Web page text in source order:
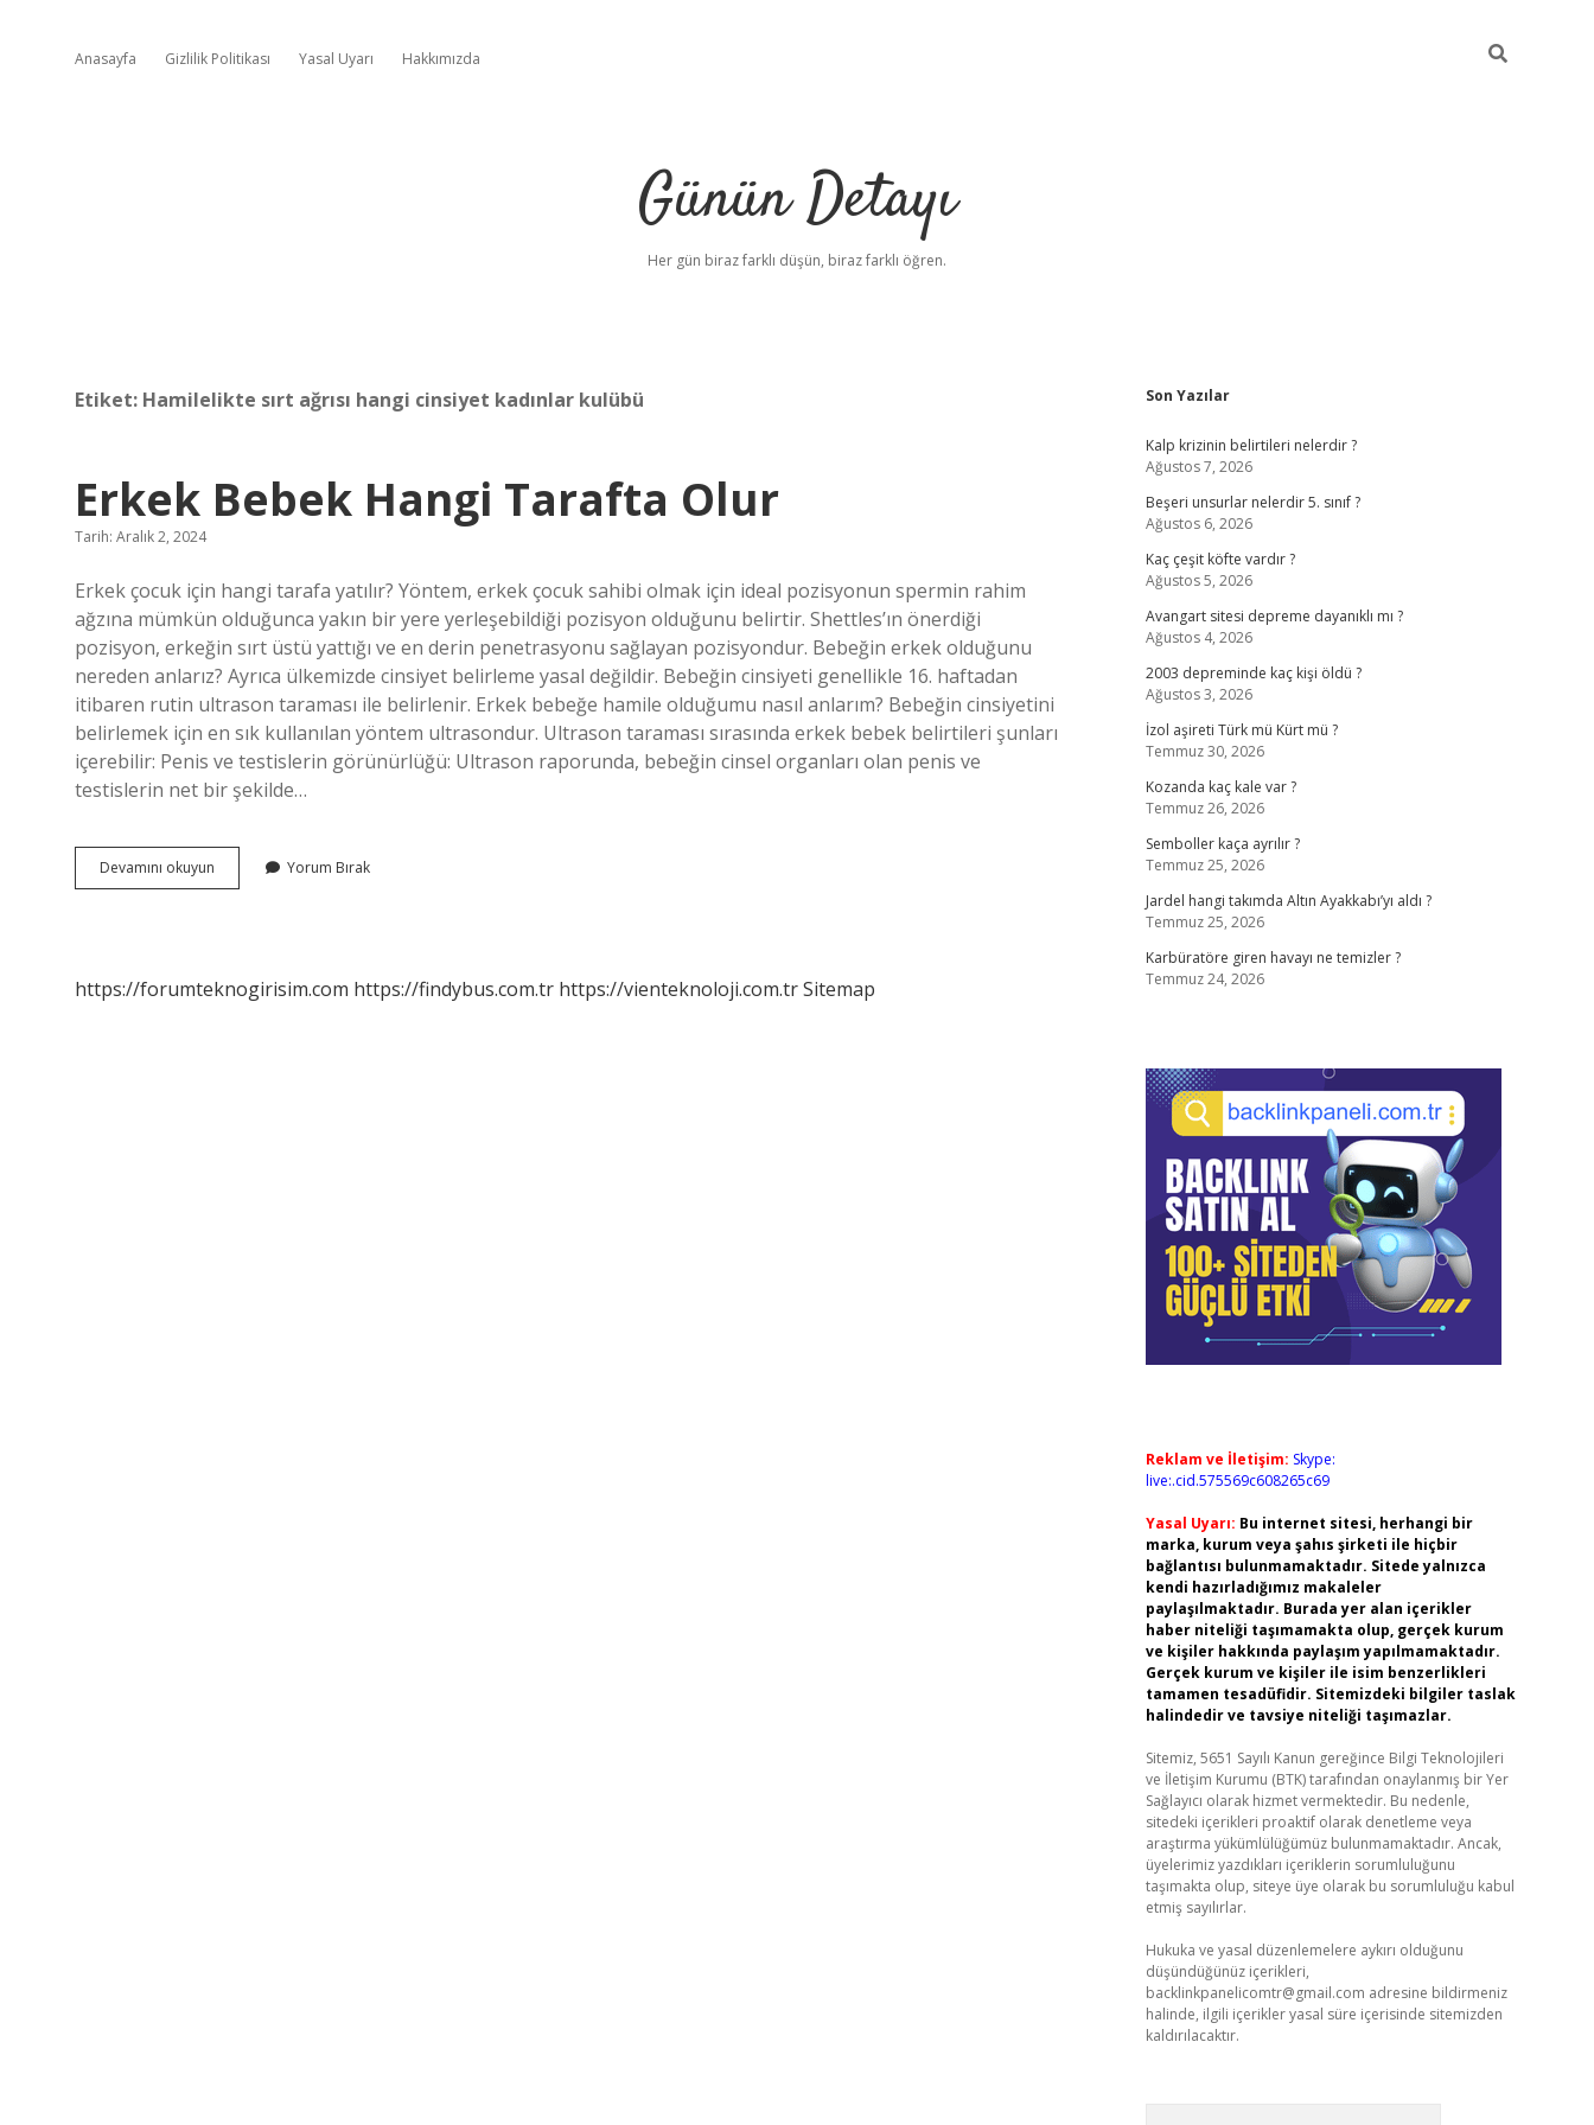
Anasayfa Gizlilik Politikası Yasal Uyarı Hakkımızda
Günün Detayı
Her gün biraz farklı düşün, biraz farklı öğren.
Etiket: Hamilelikte sırt ağrısı hangi cinsiyet kadınlar kulübü
Erkek Bebek Hangi Tarafta Olur
Tarih: Aralık 2, 2024
Erkek çocuk için hangi tarafa yatılır? Yöntem, erkek çocuk sahibi olmak için ideal pozisyonun spermin rahim
ağzına mümkün olduğunca yakın bir yere yerleşebildiği pozisyon olduğunu belirtir. Shettles’ın önerdiği
pozisyon, erkeğin sırt üstü yattığı ve en derin penetrasyonu sağlayan pozisyondur. Bebeğin erkek olduğunu
nereden anlarız? Ayrıca ülkemizde cinsiyet belirleme yasal değildir. Bebeğin cinsiyeti genellikle 16. haftadan
itibaren rutin ultrason taraması ile belirlenir. Erkek bebeğe hamile olduğumu nasıl anlarım? Bebeğin cinsiyetini
belirlemek için en sık kullanılan yöntem ultrasondur. Ultrason taraması sırasında erkek bebek belirtileri şunları
içerebilir: Penis ve testislerin görünürlüğü: Ultrason raporunda, bebeğin cinsel organları olan penis ve
testislerin net bir şekilde…
Devamını okuyun
Bebek
Yorum Bırak
https://forumteknogirisim.com https://findybus.com.tr https://vienteknoloji.com.trSitemap
Sidebar
Son Yazılar
Kalp krizinin belirtileri nelerdir ?
Ağustos 7, 2026
Beşeri unsurlar nelerdir 5. sınıf ?
Ağustos 6, 2026
Kaç çeşit köfte vardır ?
Ağustos 5, 2026
Avangart sitesi depreme dayanıklı mı ?
Ağustos 4, 2026
2003 depreminde kaç kişi öldü ?
Ağustos 3, 2026
İzol aşireti Türk mü Kürt mü ?
Temmuz 30, 2026
Kozanda kaç kale var ?
Temmuz 26, 2026
Semboller kaça ayrılır ?
Temmuz 25, 2026
Jardel hangi takımda Altın Ayakkabı’yı aldı ?
Temmuz 25, 2026
Karbüratöre giren havayı ne temizler ?
Temmuz 24, 2026
Reklam ve İletişim: Skype:
live:.cid.575569c608265c69
Yasal Uyarı: Bu internet sitesi, herhangi bir
marka, kurum veya şahıs şirketi ile hiçbir
bağlantısı bulunmamaktadır. Sitede yalnızca
kendi hazırladığımız makaleler
paylaşılmaktadır. Burada yer alan içerikler
haber niteliği taşımamakta olup, gerçek kurum
ve kişiler hakkında paylaşım yapılmamaktadır.
Gerçek kurum ve kişiler ile isim benzerlikleri
tamamen tesadüfidir. Sitemizdeki bilgiler taslak
halindedir ve tavsiye niteliği taşımazlar.
Sitemiz, 5651 Sayılı Kanun gereğince Bilgi Teknolojileri
ve İletişim Kurumu (BTK) tarafından onaylanmış bir Yer
Sağlayıcı olarak hizmet vermektedir. Bu nedenle,
sitedeki içerikleri proaktif olarak denetleme veya
araştırma yükümlülüğümüz bulunmamaktadır. Ancak,
üyelerimiz yazdıkları içeriklerin sorumluluğunu
taşımakta olup, siteye üye olarak bu sorumluluğu kabul
etmiş sayılırlar.
Hukuka ve yasal düzenlemelere aykırı olduğunu
düşündüğünüz içerikleri,
backlinkpanelicomtr@gmail.com adresine bildirmeniz
halinde, ilgili içerikler yasal süre içerisinde sitemizden
kaldırılacaktır.